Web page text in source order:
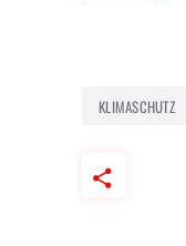
KLIMASCHUTZ